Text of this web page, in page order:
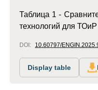
Таблица 1 -
технологий для ТОиР
DOI: 10.60797/
Display table